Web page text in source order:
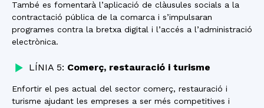
També es fomentarà l’aplicació de clàusules socials a la
contractació pública de la comarca i s’impulsaran
programes contra la bretxa digital i l’accés a l’administració
electrònica.
LÍNIA 5: Comerç, restauració i turisme
Enfortir el pes actual del sector comerç, restauració i
turisme ajudant les empreses a ser més competitives i